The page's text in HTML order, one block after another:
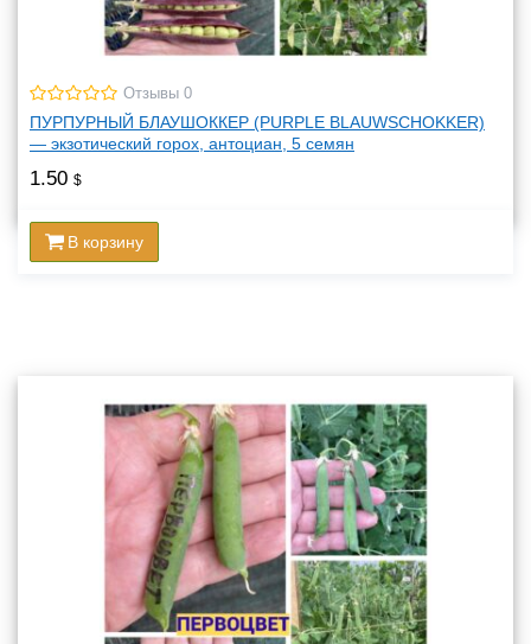
Отзывы 0
ПУРПУРНЫЙ БЛАУШОККЕР (PURPLE BLAUWSCHOKKER)
— экзотический горох, антоциан, 5 семян
1.50 $
В корзину